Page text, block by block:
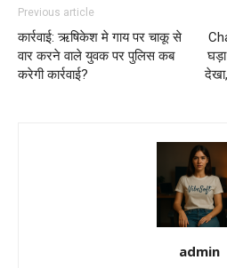
Previous article
कार्रवाई: ऋषिकेश मे गाय पर चाकू से
वार करने वाले युवक पर पुलिस कब
करेगी कार्रवाई?
admin